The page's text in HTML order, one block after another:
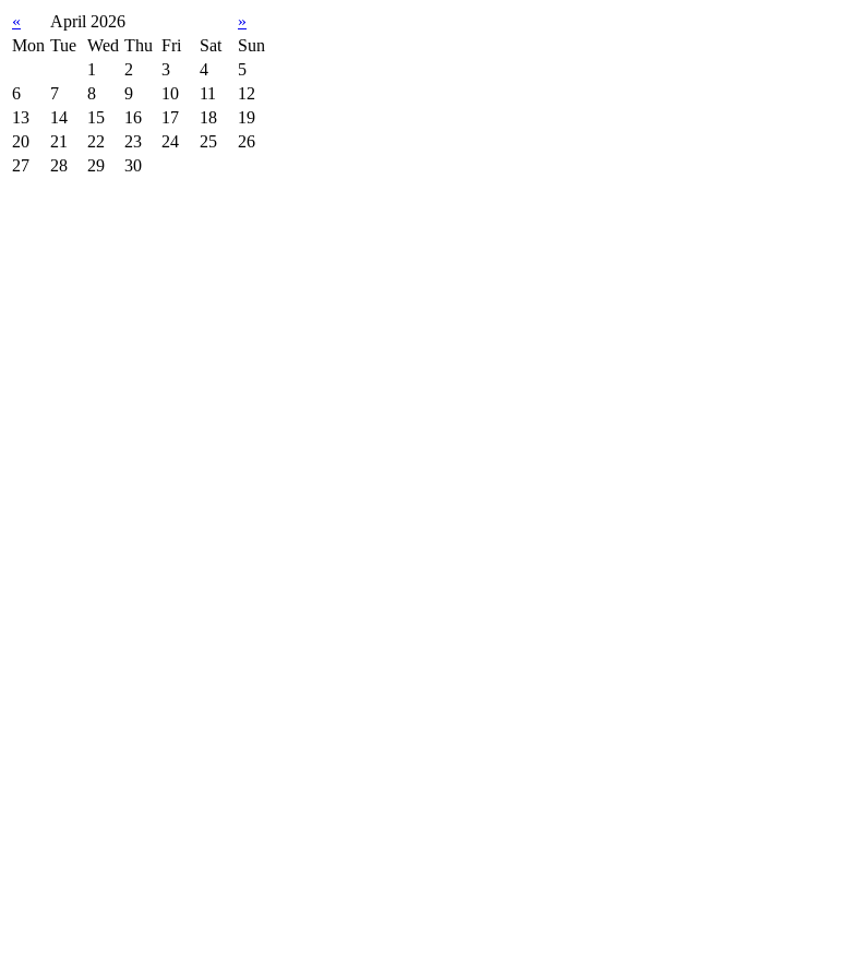
« April 2026
»
Mon Tue Wed Thu Fri Sat
Sun
1
2 3 4
5
6
7 8 9 10 11
12
13
14 15 16 17 18
19
20
21 22 23 24 25
26
27
28 29 30